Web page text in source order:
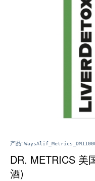
产品:
DR. METRICS 美
酒)